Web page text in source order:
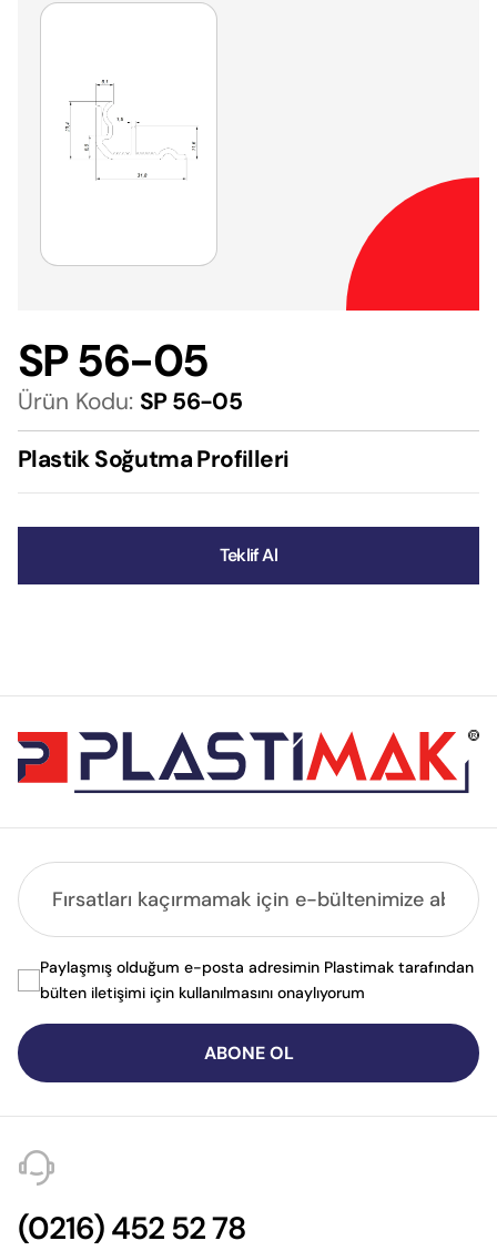
SP 56-05
Ürün Kodu: SP 56-05
Plastik Soğutma Profilleri
Teklif Al
ABONE OL
Paylaşmış olduğum e-posta adresimin Plastimak tarafından
bülten iletişimi için kullanılmasını onaylıyorum
(0216) 452 52 78